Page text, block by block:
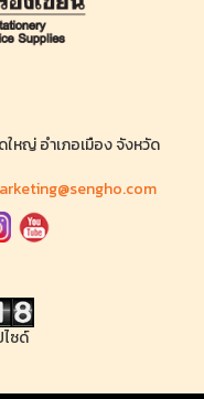
หญ่ อำเภอเมือง จังหวัด
ไซด์